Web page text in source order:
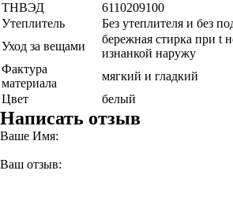
ТНВЭД
6110209100
Утеплитель
Без утеплителя и без
Уход за вещами
бережная стирка при t
изнанкой наружу
Фактура
материала
мягкий и гладкий
Цвет
белый
Написать отзыв
Ваше Имя:
Ваш отзыв: